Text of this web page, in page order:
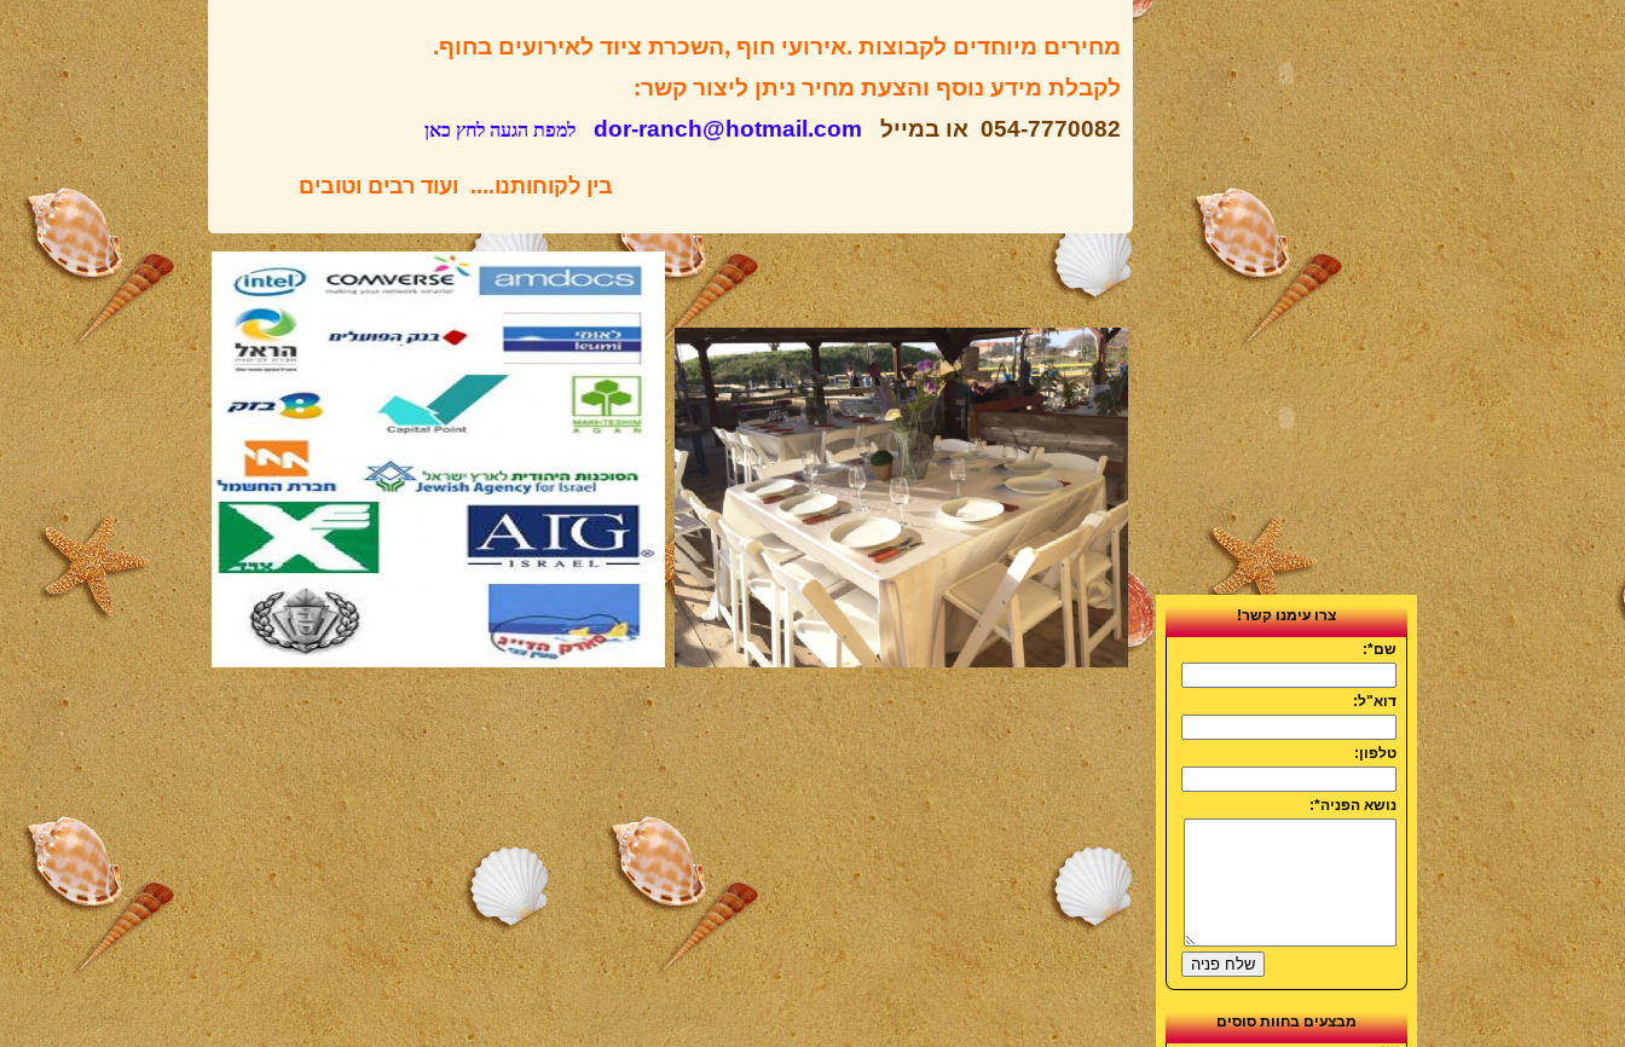
צרו עימנו קשר!
שם*:
דוא"ל:
טלפון:
נושא הפניה*:
מבצעים בחוות סוסים
רכיבה רומנטיתוארוחת גבינות
ויין
מחירים מיוחדים לקבוצות .אירועי חוף ,השכרת ציוד לאירועים בחוף.
לקבלת מידע נוסף והצעת מחיר ניתן ליצור קשר:
054-7770082 או במייל
dor-ranch@hotmail.com למפת הגעה לחץ כאן
בין לקוחותנו.... ועוד רבים וטובים